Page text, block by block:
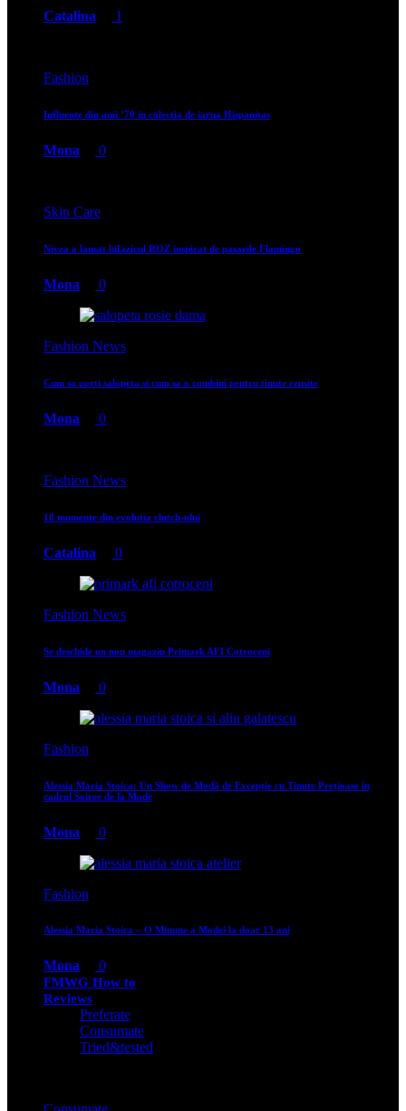
Catalina 1
Fashion
Influente din anii ’70 in colectia de iarna Hispanitas
Mona 0
Skin Care
Nivea a lansat bifazicul ROZ inspirat de pasarile Flamingo
Mona 0
Fashion News
Cum sa porti salopeta si cum sa o combini pentru tinute reusite
Mona 0
Fashion News
10 momente din evolutia clutch-ului
Catalina 0
Fashion News
Se deschide un nou magazin Primark AFI Cotroceni
Mona 0
Fashion
Alessia Maria Stoica: Un Show de Modă de Excepție cu Ținute Prețioase în
cadrul Soiree de la Mode
Mona 0
Fashion
Alessia Maria Stoica – O Minune a Modei la doar 13 ani
Mona 0
FMWG How to
Reviews
Preferate
Consumate
Tried&tested